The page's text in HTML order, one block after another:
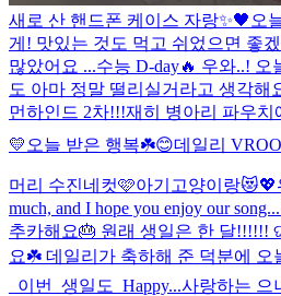
새로 산 핸드폰 케이스 자랑✨🖤 오
게! 맛있는 것도 먹고 쉬었으면 좋
많았어요 ...수능 D-day🔥 우와..!
도 아마 정말 떨리실거라고 생각
먼하인드 2차!!!재히 병아리 파우치
💛 오늘 받은 행복☘️😊데일리
머리 수진네컷🩷아기고양이랑😻💖
much, and I hope you enjoy our song...
추카해요🎂 원래 생일은 한 달!!!!!!
요☘️ 데일리가 축하해 준 덕분에 오
_이번_생일도_Happy...사랑하는 으